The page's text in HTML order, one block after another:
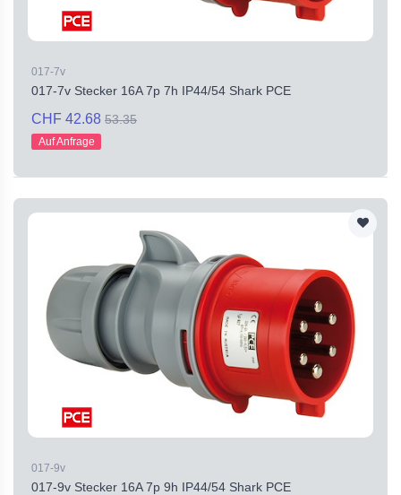
017-7v
017-7v Stecker 16A 7p 7h IP44/54 Shark PCE
CHF 42.68 53.35
Auf Anfrage
017-9v
017-9v Stecker 16A 7p 9h IP44/54 Shark PCE